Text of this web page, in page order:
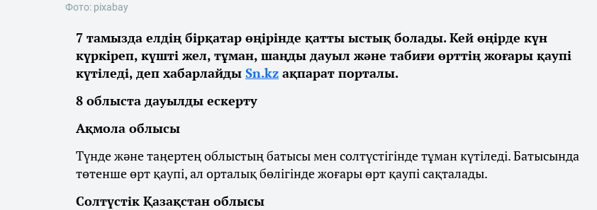
Фото: pixabay
7 тамызда елдің бірқатар өңірінде қатты ыстық болады. Кей өңірде күн
күркіреп, күшті жел, тұман, шаңды дауыл және табиғи өрттің жоғары қаупі
күтіледі, деп хабарлайды Sn.kz ақпарат порталы.
8 облыста дауылды ескерту
Ақмола облысы
Түнде және таңертең облыстың батысы мен солтүстігінде тұман күтіледі. Батысында
төтенше өрт қаупі, ал орталық бөлігінде жоғары өрт қаупі сақталады.
Солтүстік Қазақстан облысы